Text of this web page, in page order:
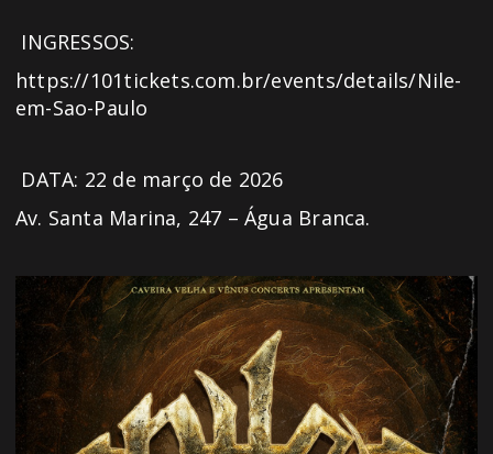
️ INGRESSOS:
https://101tickets.com.br/events/details/Nile-
em-Sao-Paulo
️ DATA: 22 de março de 2026
Av. Santa Marina, 247 – Água Branca.